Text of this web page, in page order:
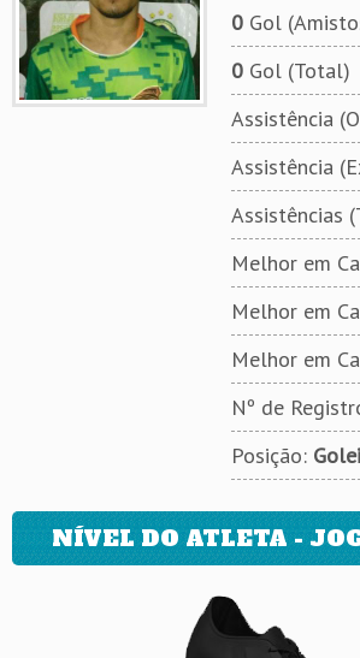
0Gol
0Gol (Total)
Assistência
Assistência
Assistências
Melhor em
Melhor em
Melhor em
Nº de
Posição:
NÍVEL DO ATLETA -